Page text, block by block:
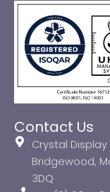
Contact Us
Crystal Display
Bridgewood,
3DQ